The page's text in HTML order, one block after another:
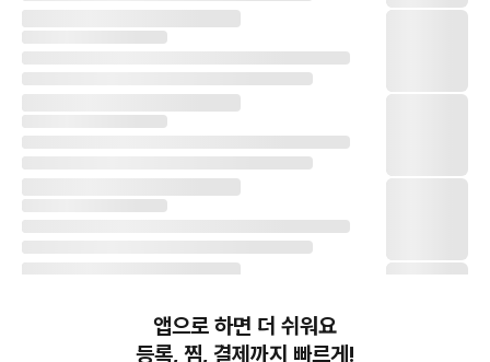
앱으로 하면 더 쉬워요
등록, 찜, 결제까지 빠르게!